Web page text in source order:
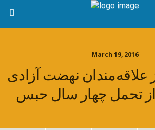
March 19, 2016
علاقه‌مندان نهضت آزادی
تحمل چهار سال حبس